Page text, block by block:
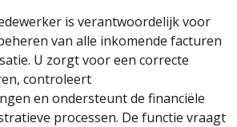
is verantwoordelijk voor
van alle inkomende facturen
U zorgt voor een correcte
controleert
en ondersteunt de financiële
processen. De functie vraagt